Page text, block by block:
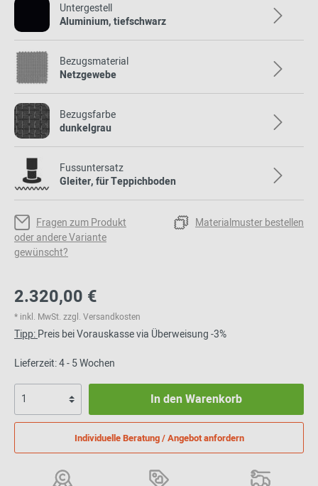
Untergestell
Aluminium, tiefschwarz
Bezugsmaterial
Netzgewebe
Bezugsfarbe
dunkelgrau
Fussuntersatz
Gleiter, für Teppichboden
Fragen zum Produkt
oder andere Variante
gewünscht?
Materialmuster bestellen
2.320,00 €
* inkl. MwSt. zzgl. Versandkosten
Tipp:Preis bei Vorauskasse via Überweisung -3%
Lieferzeit: 4 - 5 Wochen
In den Warenkorb
Individuelle Beratung / Angebot anfordern